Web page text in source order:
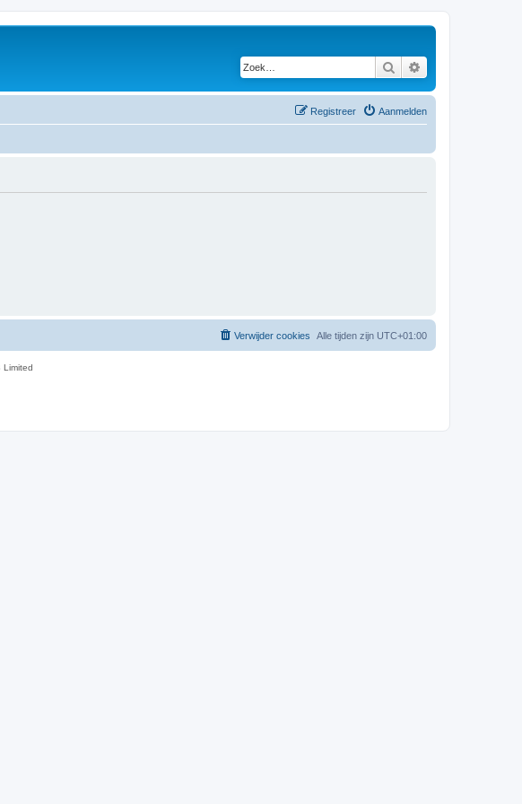
Zoek
Aanmelden
Registreer
Alle tijden zijn UTC+01:00
Verwijder cookies
Limited